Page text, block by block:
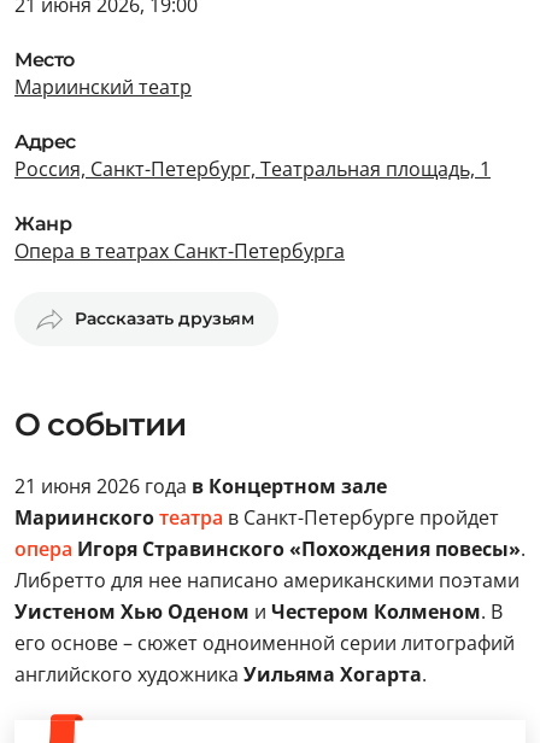
Место
Мариинский театр
Адрес
Россия, Санкт-Петербург, Театральная площадь, 1
Жанр
Опера в театрах Санкт-Петербурга
Рассказать друзьям
О событии
21 июня 2026 года в Концертном зале
Мариинскоготеатра в Санкт-Петербурге пройдет
опера Игоря Стравинского «Похождения повесы».
Либретто для нее написано американскими поэтами
Уистеном Хью Оденом и Честером Колменом. В
его основе – сюжет одноименной серии литографий
английского художника Уильяма Хогарта.